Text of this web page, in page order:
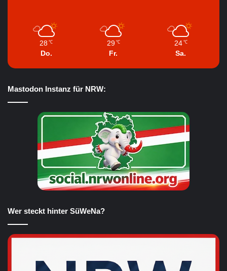
28 ℃
Do.
29 ℃
Fr.
24 ℃
Sa.
Mastodon Instanz für NRW:
Wer steckt hinter SüWeNa?